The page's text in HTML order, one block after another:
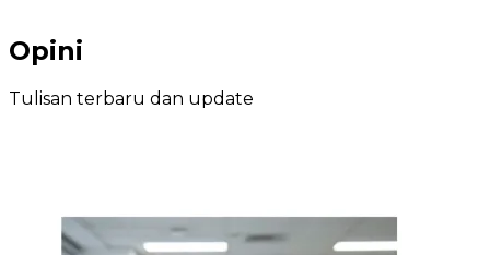
Opini
Tulisan terbaru dan update